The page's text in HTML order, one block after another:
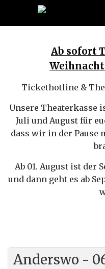
Ab sofort
Tickethotline &
Unsere Theaterkasse
Juli und August für
dass wir in der Pause
Ab 01. August ist der
und dann geht es ab
Anderswo -